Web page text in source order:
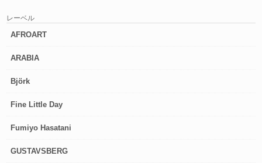
レーベル
AFROART
ARABIA
Björk
Fine Little Day
Fumiyo Hasatani
GUSTAVSBERG